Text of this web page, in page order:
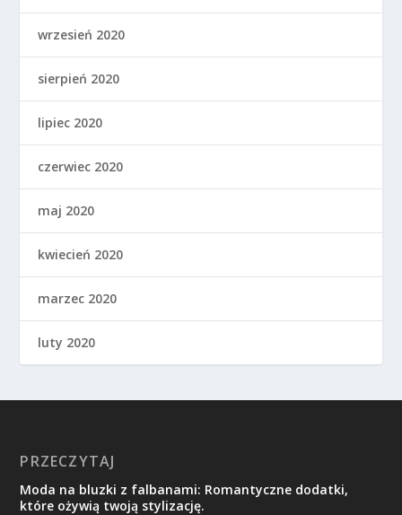
wrzesień 2020
sierpień 2020
lipiec 2020
czerwiec 2020
maj 2020
kwiecień 2020
marzec 2020
luty 2020
PRZECZYTAJ
Moda na bluzki z falbanami: Romantyczne dodatki,
które ożywią twoją stylizację.